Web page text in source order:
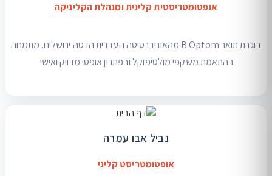
אופטומטריסטית קלינית ומנהלת הקליניקה
בוגרת תואר B.Optom מהאוניברסיטה העברית הדסה ירושלים. מתמחה
בהתאמת משקפי מולטיפוקל ובפתרון אופטי מדויק ואישי.
נביל אבו עמרה
אופטומטריסט קליני